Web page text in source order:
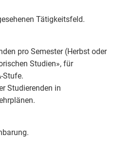
Tätigkeitsfeld.
pro Semester (Herbst oder
Studien», für
Stufe.
Studierenden in